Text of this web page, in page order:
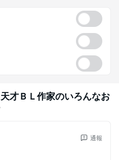
才ＢＬ作家のいろんなお
通報